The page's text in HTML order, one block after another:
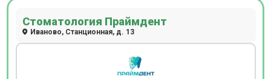
Стоматология Праймдент
Иваново, Станционная, д. 13